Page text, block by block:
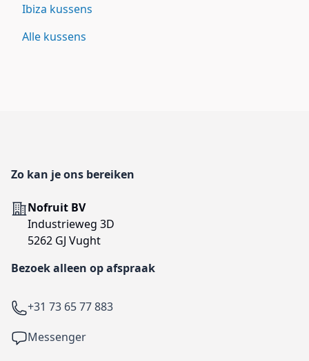
Ibiza kussens
Alle kussens
Zo kan je ons bereiken
AdresNofruit BV
Industrieweg 3D
5262 GJ Vught
Bezoek alleen op afspraak
Telefoon
+31 73 65 77 883
Facebook
Messenger